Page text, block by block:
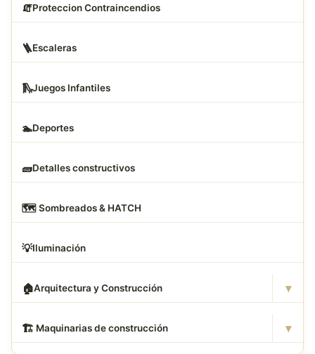
🧯Proteccion Contraincendios
🪜Escaleras
🛝Juegos Infantiles
🏊Deportes
🧱Detalles constructivos
🗺️ Sombreados & HATCH
💡Iluminación
🏠Arquitectura y Construcción ▾
🏗 ️ Maquinarias de construcción ▾